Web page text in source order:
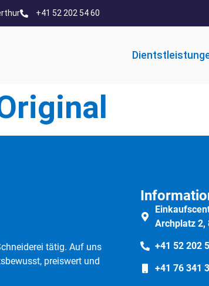
+41 52 202 54 60
tätig. Auf uns
preiswert und
Archplatz 2,
+41 52 202
+41 76 341